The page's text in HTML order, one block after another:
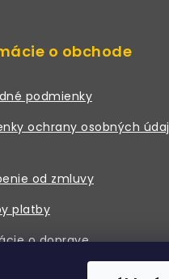
o obchode
podmienky
ochrany osobných údaj
od zmluvy
platby
o doprave
/ Kontakt